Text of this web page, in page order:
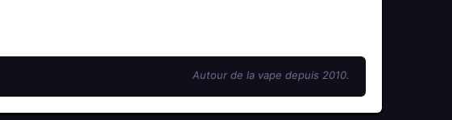
Autour de la vape depuis 2010.